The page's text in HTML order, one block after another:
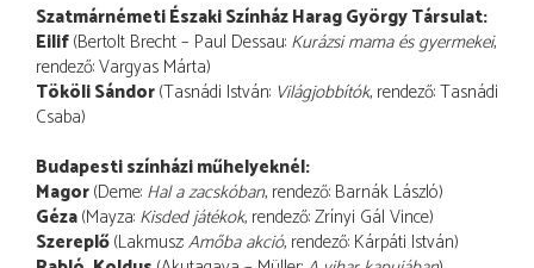
Szatmárnémeti Északi Színház Harag György Társulat:
Eilif(Bertolt Brecht – Paul Dessau: Kurázsi mama és gyermekei,
rendező: Vargyas Márta)
Tököli Sándor(Tasnádi István: Világjobbítók, rendező: Tasnádi
Csaba)
Budapesti színházi műhelyeknél:
Magor(Deme: Hal a zacskóban, rendező: Barnák László)
Géza(Mayza: Kisded játékok, rendező: Zrínyi Gál Vince)
Szereplő(Lakmusz:Amőba akció, rendező: Kárpáti István)